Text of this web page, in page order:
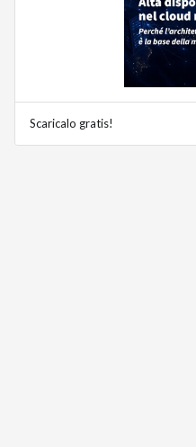
Scaricalo gratis!